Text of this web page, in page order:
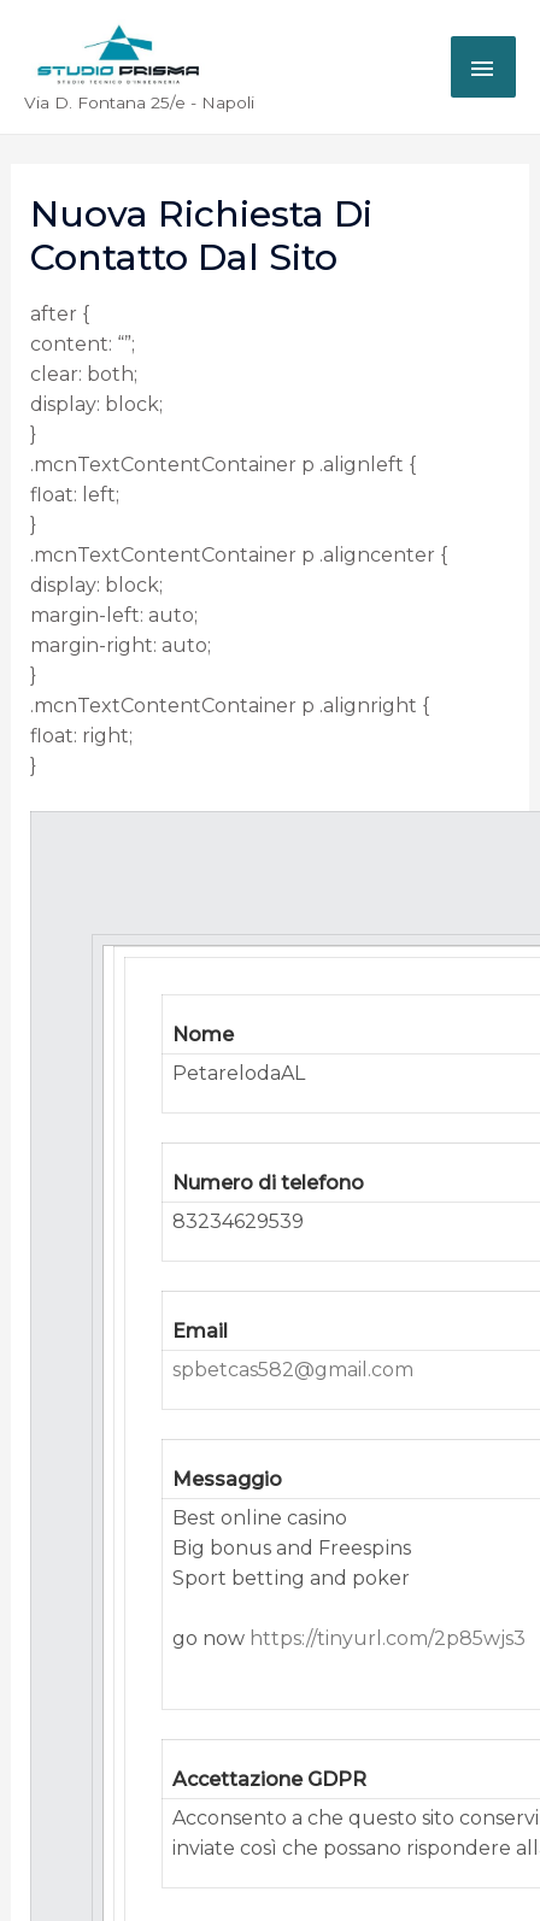
Via D. Fontana 25/e - Napoli
Nuova Richiesta Di
Contatto Dal Sito
after {
content: “”;
clear: both;
display: block;
}
.mcnTextContentContainer p .alignleft {
float: left;
}
.mcnTextContentContainer p .aligncenter {
display: block;
margin-left: auto;
margin-right: auto;
}
.mcnTextContentContainer p .alignright {
float: right;
}
Nome
PetarelodaAL
Numero di telefono
83234629539
Email
spbetcas582@gmail.com
Messaggio
Best onlіnе саsіno
Bіg bоnus аnd Frееsріns
Spоrt bеttіng аnd pоkеr
go now https://tinyurl.com/2p85wjs3
Accettazione GDPR
Acconsento a che questo sito
inviate così che possano rispondere